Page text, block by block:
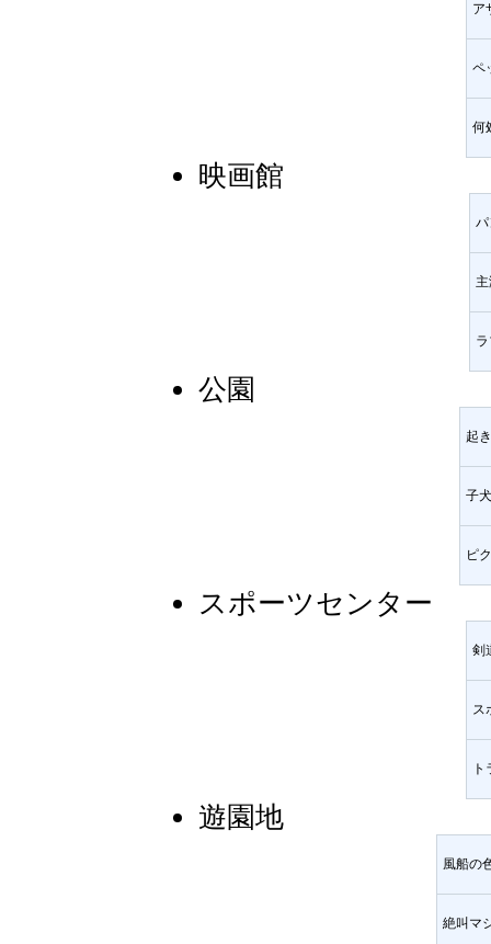
ア
ペ
何
映画館
公園
起
子
ピ
スポーツセンター
剣
ス
遊園地
風船の
絶叫マ